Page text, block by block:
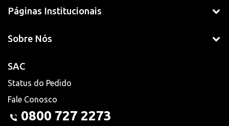
Páginas Institucionais
Sobre Nós
SAC
Status do Pedido
Fale Conosco
0800 727 2273